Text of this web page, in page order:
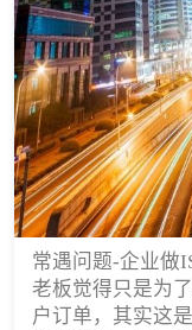
常遇问题-企业做
老板觉得只是为
户订单，其实这